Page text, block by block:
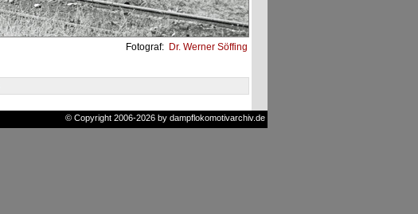
Fotograf: Dr. Werner Söffing
© Copyright 2006-2026 by dampflokomotivarchiv.de